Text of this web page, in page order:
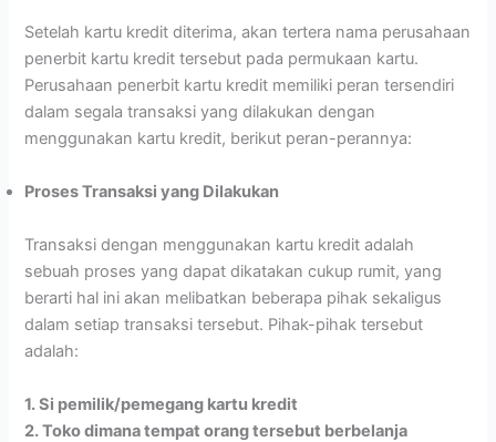
Setelah kartu kredit diterima, akan tertera nama perusahaan
penerbit kartu kredit tersebut pada permukaan kartu.
Perusahaan penerbit kartu kredit memiliki peran tersendiri
dalam segala transaksi yang dilakukan dengan
menggunakan kartu kredit, berikut peran-perannya:
Proses Transaksi yang Dilakukan
Transaksi dengan menggunakan kartu kredit adalah
sebuah proses yang dapat dikatakan cukup rumit, yang
berarti hal ini akan melibatkan beberapa pihak sekaligus
dalam setiap transaksi tersebut. Pihak-pihak tersebut
adalah:
1. Si pemilik/pemegang kartu kredit
2. Toko dimana tempat orang tersebut berbelanja